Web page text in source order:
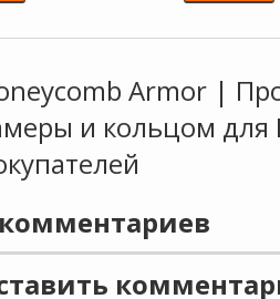
Armor |
и кольцом для
комментариев